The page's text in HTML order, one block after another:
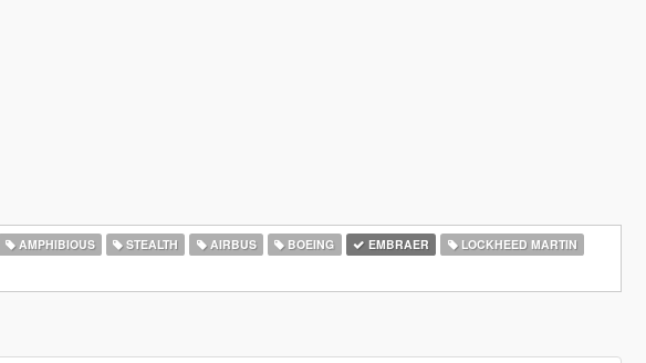
AMPHIBIOUS STEALTH AIRBUS BOEING EMBRAER
LOCKHEED MARTIN